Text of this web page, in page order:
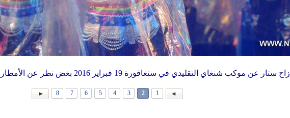
أزاح ستار عن موكب شنغاي التقليدي في سنغافورة 19 فبراير 2016 بغض نظر عن الأمطار.(شينخوا/دنغ تشي وي)
1
2
3
4
5
6
7
8